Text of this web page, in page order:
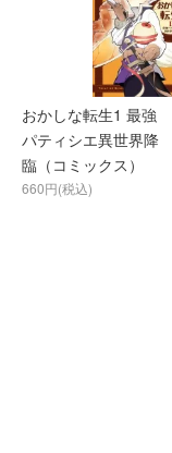
おかしな転生1 最強
パティシエ異世界降
臨（コミックス）
660円(税込)